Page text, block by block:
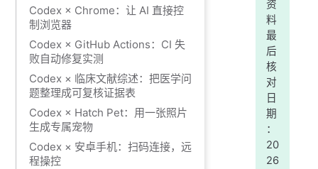
Codex × Chrome：让 AI 直接控
制浏览器
Codex × GitHub Actions：CI 失
败自动修复实测
Codex × 临床文献综述：把医学问
题整理成可复核证据表
Codex × Hatch Pet：用一张照片
生成专属宠物
Codex × 安卓手机：扫码连接，远
程操控
资
料
最
后
核
对
日
期
：
20
26